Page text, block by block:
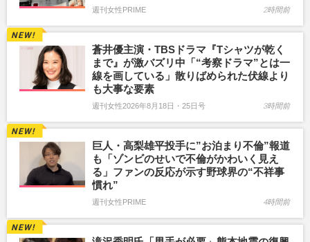
週刊女性PRIME 2時間前
蒼井優主演・TBSドラマ『Tシャツが乾く
まで』が激バズリ中「“考察ドラマ”とは一
線を画している」散りばめられた伏線より
も大事な要素
週刊女性2026年8月18日・25日号 3時間前
巨人・高梨雄平投手に”お泊まり不倫”報道
も「ゾンビのせいで不倫がかわいく見え
る」ファンの反応が示す野球界の“不祥事
慣れ”
週刊女性PRIME 4時間前